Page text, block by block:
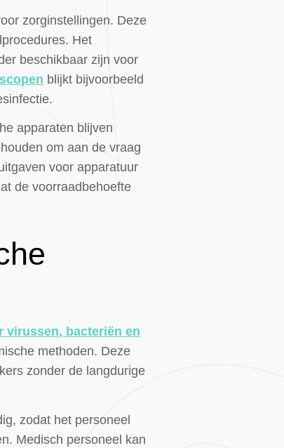
zorginstellingen. Deze
Het
beschikbaar zijn voor
blijkt bijvoorbeeld
apparaten blijven
om aan de vraag
voor apparatuur
de voorraadbehoefte
virussen, bacteriën en
methoden. Deze
zonder de langdurige
zodat het personeel
Medisch personeel kan